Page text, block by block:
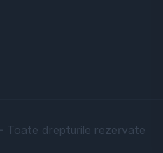
Toate drepturile rezervate